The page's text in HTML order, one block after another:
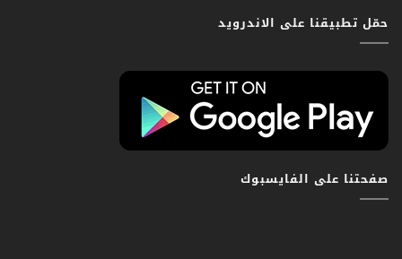
حمّل تطبيقنا على الاندرويد
صفحتنا على الفايسبوك